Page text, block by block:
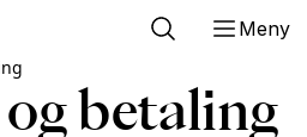
Meny
betaling